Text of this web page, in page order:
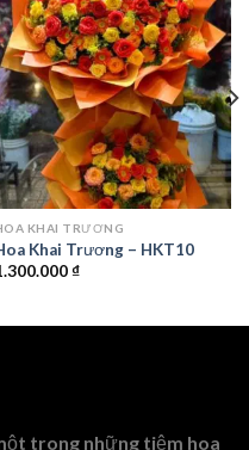
KHAI TRƯƠNG
Khai Trương – HKT10
₫
trong những tiệm hoa